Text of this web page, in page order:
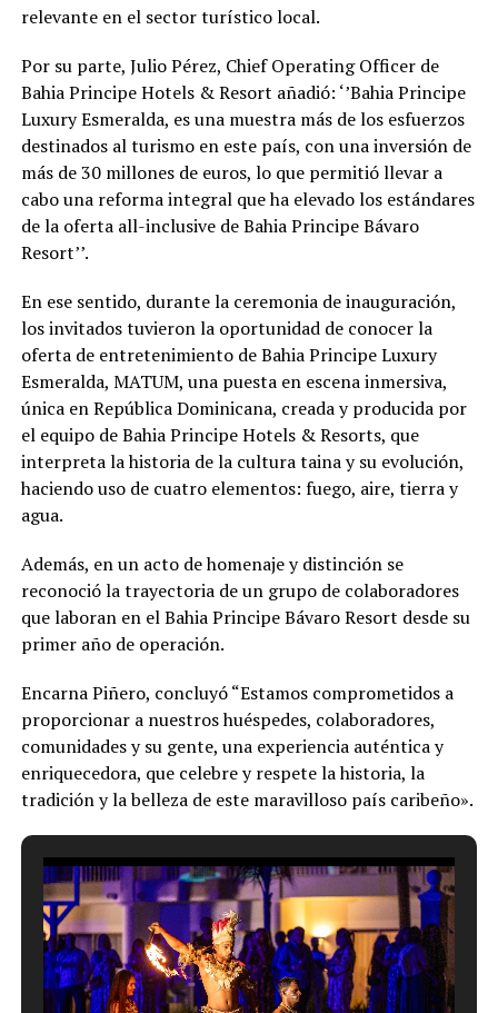
relevante en el sector turístico local.
Por su parte, Julio Pérez, Chief Operating Officer de
Bahia Principe Hotels & Resort añadió: ‘’Bahia Principe
Luxury Esmeralda, es una muestra más de los esfuerzos
destinados al turismo en este país, con una inversión de
más de 30 millones de euros, lo que permitió llevar a
cabo una reforma integral que ha elevado los estándares
de la oferta all-inclusive de Bahia Principe Bávaro
Resort’’.
En ese sentido, durante la ceremonia de inauguración,
los invitados tuvieron la oportunidad de conocer la
oferta de entretenimiento de Bahia Principe Luxury
Esmeralda, MATUM, una puesta en escena inmersiva,
única en República Dominicana, creada y producida por
el equipo de Bahia Principe Hotels & Resorts, que
interpreta la historia de la cultura taina y su evolución,
haciendo uso de cuatro elementos: fuego, aire, tierra y
agua.
Además, en un acto de homenaje y distinción se
reconoció la trayectoria de un grupo de colaboradores
que laboran en el Bahia Principe Bávaro Resort desde su
primer año de operación.
Encarna Piñero, concluyó “Estamos comprometidos a
proporcionar a nuestros huéspedes, colaboradores,
comunidades y su gente, una experiencia auténtica y
enriquecedora, que celebre y respete la historia, la
tradición y la belleza de este maravilloso país caribeño».